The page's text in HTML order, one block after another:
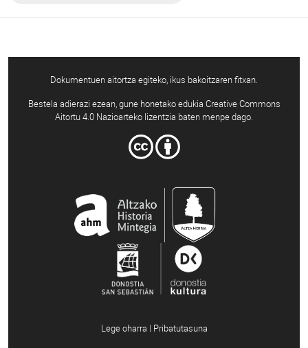
Dokumentuen aitortza egiteko, ikus bakoitzaren fitxan.
Bestela adierazi ezean, gune honetako edukia Creative Commons
Aitortu 4.0 Nazioarteko lizentzia baten menpe dago.
Lege oharra | Pribatutasuna